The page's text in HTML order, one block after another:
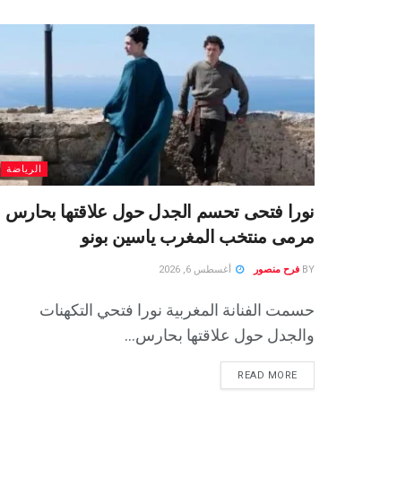
الرياضة
نورا فتحى تحسم الجدل حول علاقتها بحارس
مرمى منتخب المغرب ياسين بونو ‏
BY فرح منصور أغسطس 6, 2026
حسمت الفنانة المغربية نورا فتحي التكهنات
والجدل حول علاقتها بحارس...
READ MORE